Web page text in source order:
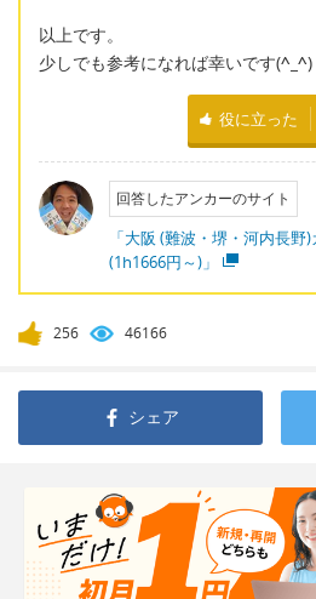
以上です。
少しでも参考になれば幸いです(^_^)
役に立った
回答したアンカーのサイト
「大阪 (難波・堺・河内長
(1h1666円～)」
256 46166
シェア